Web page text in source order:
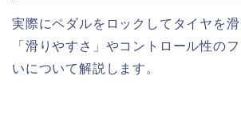
実際にペダルをロックしてタイヤを滑
「滑りやすさ」やコントロール性の
いについて解説します。